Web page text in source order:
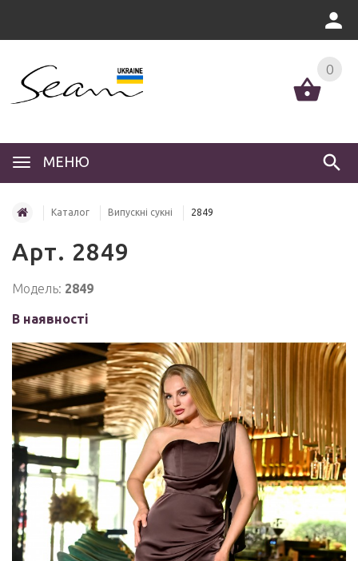
МЕНЮ
0
Каталог Випускні сукні 2849
Арт. 2849
Модель: 2849
В наявності